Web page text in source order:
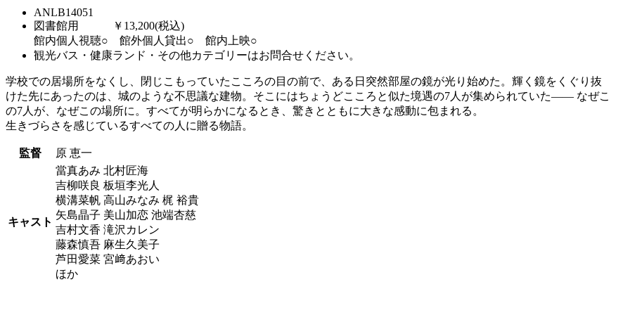
ANLB14051
図書館用 ￥13,200(税込)
館内個人視聴○ 館外個人貸出○ 館内上映○
観光バス・健康ランド・その他カテゴリーはお問合せください。
学校での居場所をなくし、閉じこもっていたこころの目の前で、ある日突然部屋の鏡が光り始めた。輝く鏡をくぐり抜
けた先にあったのは、城のような不思議な建物。そこにはちょうどこころと似た境遇の7人が集められていた―― なぜこ
の7人が、なぜこの場所に。すべてが明らかになるとき、驚きとともに大きな感動に包まれる。
生きづらさを感じているすべての人に贈る物語。
監督 原 恵一
キャスト
當真あみ 北村匠海
吉柳咲良 板垣李光人
横溝菜帆 高山みなみ 梶 裕貴
矢島晶子 美山加恋 池端杏慈
吉村文香 滝沢カレン
藤森慎吾 麻生久美子
芦田愛菜 宮﨑あおい
ほか